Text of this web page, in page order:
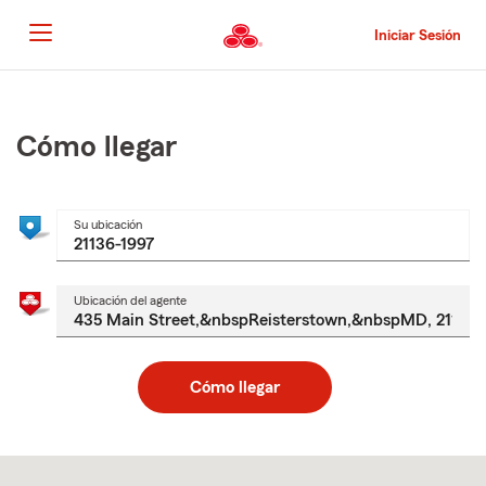
al
contenido
principal
Iniciar Sesión
principal
Cómo llegar
Su ubicación
Ubicación del agente
Cómo llegar
to